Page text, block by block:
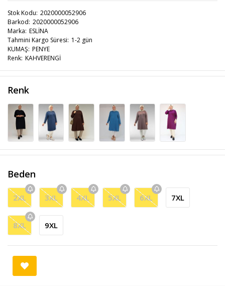
Stok Kodu 2020000052906
Barkod 2020000052906
Marka ESLİNA
Tahmini Kargo Süresi 1-2 gün
KUMAŞ PENYE
Renk KAHVERENGİ
Renk
Beden
2XL 3XL 4XL 5XL 6XL 7XL
8XL 9XL